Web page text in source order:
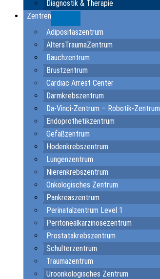
Diagnostik & Therapie
Zentren
Adipositaszentrum
AltersTraumaZentrum
Bauchzentrum
Brustzentrum
Cardiac Arrest Center
Darmkrebszentrum
Da-Vinci-Zentrum – Robotik-Zentrum
Endoprothetikzentrum
Gefäßzentrum
Hodenkrebszentrum
Lungenzentrum
Nierenkrebszentrum
Onkologisches Zentrum
Pankreaszentrum
Perinatalzentrum Level 1
Peritonealkarzinosezentrum
Prostatakrebszentrum
Schulterzentrum
Traumazentrum
Uroonkologisches Zentrum